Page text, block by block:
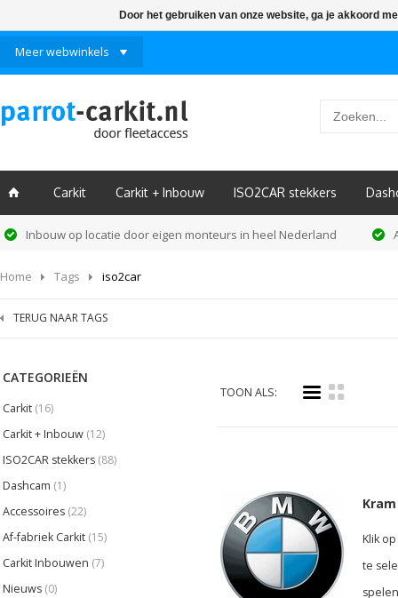
Meer webwinkels
ï Carkit Carkit + Inbouw ISO2CAR stekkers
Inbouw op locatie door eigen monteurs in heel Nederland
Home Tags iso2car
TERUG NAAR TAGS
CATEGORIEËN
Carkit (16)
Carkit + Inbouw (12)
ISO2CAR stekkers (88)
Dashcam (1)
Accessoires (22)
Af-fabriek Carkit (15)
Carkit Inbouwen (7)
Nieuws (0)
TOON ALS: i k
Klik
te
Door het gebruiken van onze website, ga je akkoord